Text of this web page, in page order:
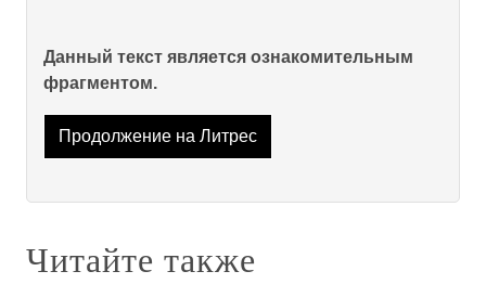
Данный текст является ознакомительным
фрагментом.
Продолжение на Литрес
Читайте также